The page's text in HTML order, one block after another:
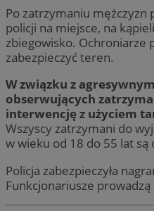
Po zatrzymaniu mężczyzn
policji na miejsce, na
zbiegowisko. Ochroniarze
zabezpieczyć teren.
W związku z
obserwujących
interwencję z użyciem
Wszyscy zatrzymani do
w wieku od 18 do 55 lat
Policja zabezpieczyła
Funkcjonariusze